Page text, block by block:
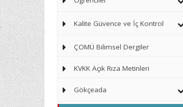
Kalite Güvence ve İç Kontrol
ÇOMÜ Bilimsel Dergiler
KVKK Açık Rıza Metinleri
Gökçeada